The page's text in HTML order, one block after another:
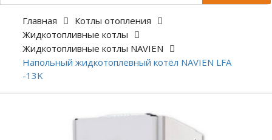
Главная
Котлы отопления
Жидкотопливные котлы
Жидкотопливные котлы NAVIEN
Напольный жидкотоплевный котёл NAVIEN LFA
-13K